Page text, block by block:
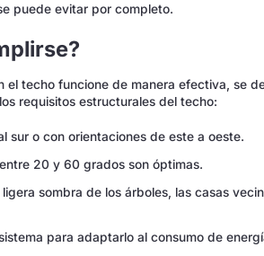
puede evitar por completo.
el techo funcione de manera efectiva, se
requisitos estructurales del techo:
sur o con orientaciones de este a oeste.
20 y 60 grados son óptimas.
sombra de los árboles, las casas
para adaptarlo al consumo de